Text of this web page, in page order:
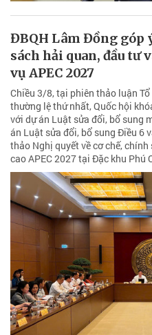
ĐBQH Lâm Đồng
sách hải quan, đầu tư
vụ APEC 2027
Chiều 3/8, tại phiên thảo luận
thường lệ thứ nhất, Quốc hội
với dự án Luật sửa đổi, bổ sung
án Luật sửa đổi, bổ sung Điều 6
thảo Nghị quyết về cơ chế,
cao APEC 2027 tại Đặc khu Phú